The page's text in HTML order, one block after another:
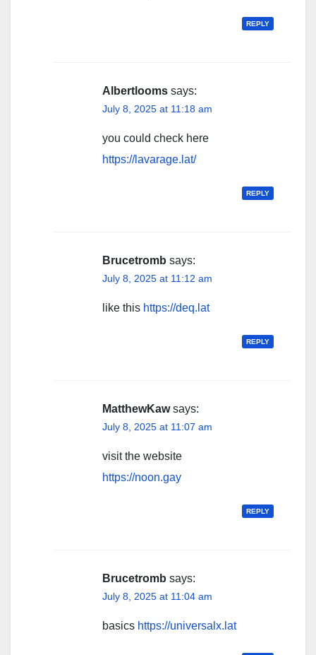
REPLY
Albertlooms says:
July 8, 2025 at 11:18 am
you could check here
https://lavarage.lat/
REPLY
Brucetromb says:
July 8, 2025 at 11:12 am
like this https://deq.lat
REPLY
MatthewKaw says:
July 8, 2025 at 11:07 am
visit the website
https://noon.gay
REPLY
Brucetromb says:
July 8, 2025 at 11:04 am
basics https://universalx.lat